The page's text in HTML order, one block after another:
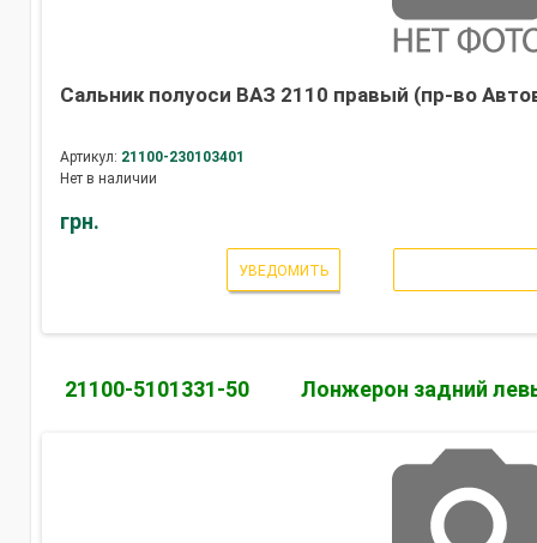
Сальник полуоси ВАЗ 2110 правый (пр-во
Артикул: 21100-230103401
Нет в наличии
грн.
УВЕДОМИТЬ
21100-5101331-50 Лонжерон задний